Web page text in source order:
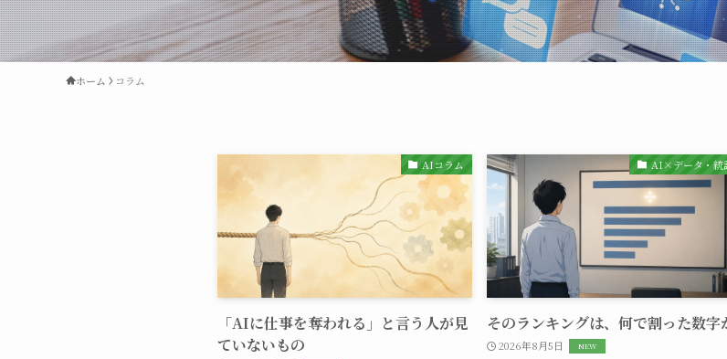
ホーム コラム
AIコラム
「AIに仕事を奪われる」と言う人が見
ていないもの
AI×データ・統
そのランキングは、何で割った数字
2026年8月5日